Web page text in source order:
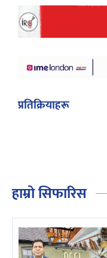
प्रतिक्रियाहरू
हाम्रो सिफारिस